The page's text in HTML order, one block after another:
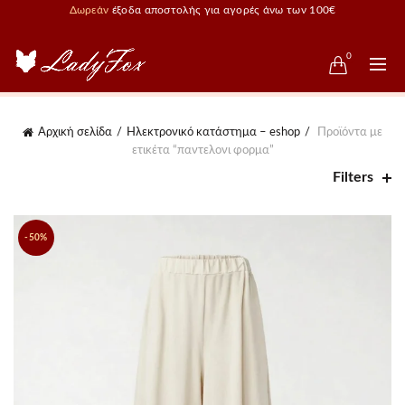
Δωρεάν έξοδα αποστολής για αγορές άνω των 100€
0
Αρχική σελίδα Ηλεκτρονικό κατάστημα – eshop
Προϊόντα με
ετικέτα “παντελονι φορμα”
Filters
-50%